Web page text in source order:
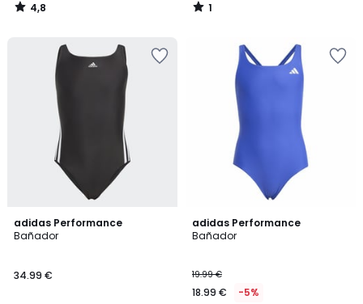
4,8
/
1
/
adidas Performance
Bañador
34.99 €
4,8
/ 5
adidas Performance
Bañador
19.99 €
18.99 € -5%
5
/